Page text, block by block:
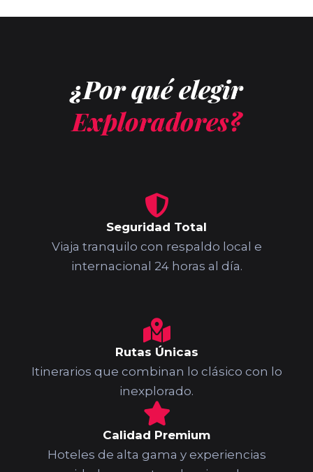
¿Por qué elegir
Exploradores?
Seguridad Total
Viaja tranquilo con respaldo local e
internacional 24 horas al día.
Rutas Únicas
Itinerarios que combinan lo clásico con lo
inexplorado.
Calidad Premium
Hoteles de alta gama y experiencias